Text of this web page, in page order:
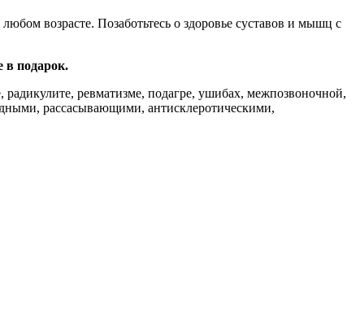
возрасте. Позаботьтесь о здоровье суставов и мышц с
в подарок.
радикулите, ревматизме, подагре, ушибах, межпозвоночной,
рассасывающими, антисклеротическими,